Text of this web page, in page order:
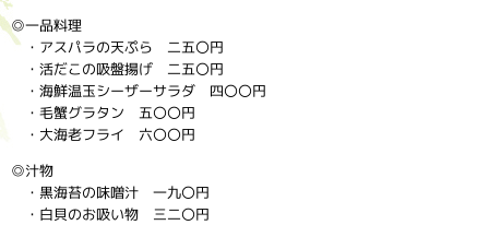
◎一品料理
・アスパラの天ぷら 二五〇円
・活だこの吸盤揚げ 二五〇円
・海鮮温玉シーザーサラダ 四〇〇円
・毛蟹グラタン 五〇〇円
・大海老フライ 六〇〇円
◎汁物
・黒海苔の味噌汁 一九〇円
・白貝のお吸い物 三二〇円